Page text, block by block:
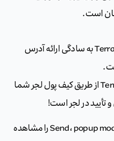
است.
دریافت دارایی های رمزنگاری Terra به سادگی ارائه آدرس
ارسال دارایی‌های رمزنگاری Terra از طریق کیف پول لجر شما
در لجر است!
با کلیک کردن بر روی دکمه Send، popup modal را مشاهده